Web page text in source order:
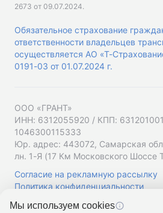
2673 от 09.07.2024.
Обязательное страхование
ответственности владельцев
осуществляется АО «Т-
0191-03 от 01.07.2024 г.
ООО «ГРАНТ»
ИНН: 6312055920 / КПП:
1046300115333
Юр. адрес: 443072, Самарская
лн. 1-Я (17 Км Московского Шоссе
Согласие на рекламную рассылку
Политика конфиденциальности
Мы используем cookies